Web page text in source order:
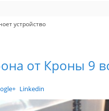
устройство
от Кроны 9
Linkedin